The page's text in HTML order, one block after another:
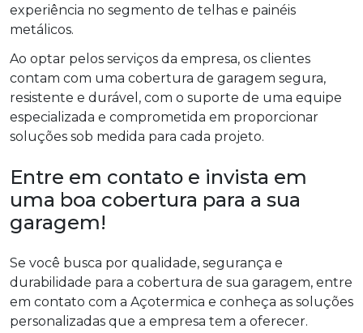
experiência no segmento de telhas e painéis
metálicos.
Ao optar pelos serviços da empresa, os clientes
contam com uma cobertura de garagem segura,
resistente e durável, com o suporte de uma equipe
especializada e comprometida em proporcionar
soluções sob medida para cada projeto.
Entre em contato e invista em
uma boa cobertura para a sua
garagem!
Se você busca por qualidade, segurança e
durabilidade para a cobertura de sua garagem, entre
em contato com a Açotermica e conheça as soluções
personalizadas que a empresa tem a oferecer.